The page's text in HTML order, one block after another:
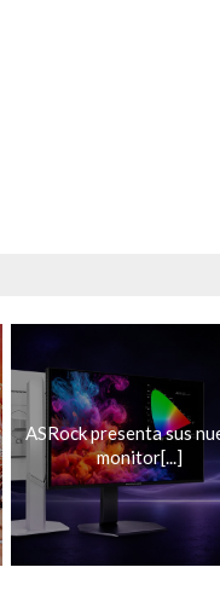
ASRock presenta sus
monitor[...]